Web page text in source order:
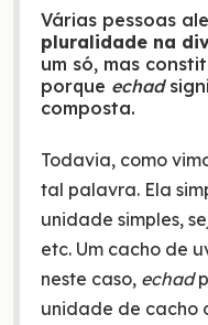
Várias pessoas
pluralidade na
um só, mas
porque echad
composta.
Todavia, como
tal palavra. Ela
unidade simples,
etc. Um cacho de
neste caso, echad
unidade de cacho